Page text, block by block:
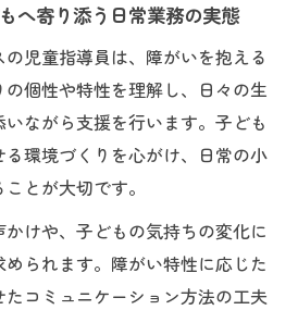
へ寄り添う日常業務の実態
児童指導員は、障がいを抱える
個性や特性を理解し、日々の生
ながら支援を行います。子ども
環境づくりを心がけ、日常の小
とが大切です。
けや、子どもの気持ちの変化に
られます。障がい特性に応じた
コミュニケーション方法の工夫